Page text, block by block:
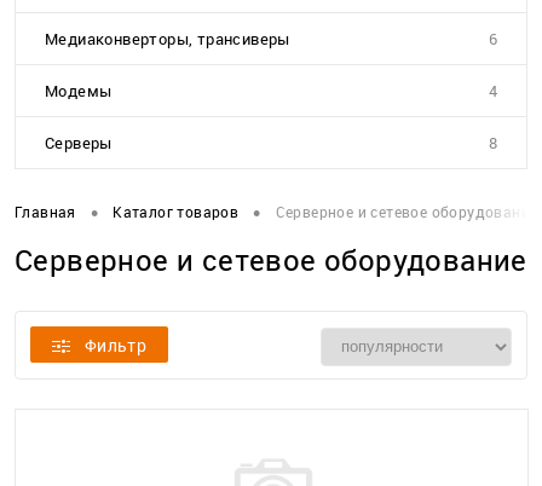
Медиаконверторы, трансиверы 6
Модемы 4
Серверы 8
Главная • Каталог товаров • Серверное и сетевое оборудование
Серверное и сетевое оборудование
Фильтр